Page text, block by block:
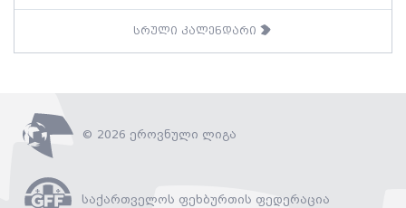
სრული კალენდარი
© 2026 ეროვნული ლიგა
საქართველოს ფეხბურთის ფედერაცია